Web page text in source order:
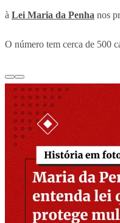
à Lei Maria da Penha nos
O número tem cerca de 500